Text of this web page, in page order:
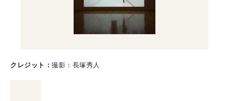
クレジット 撮影：長塚秀人